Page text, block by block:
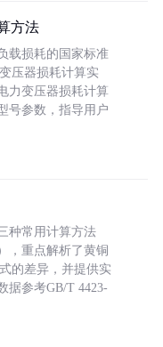
方法
载损耗的国家标准
压器损耗计算实
力变压器损耗计算
号参数，指导用户
种常用计算方法
，重点解析了黄铜
的差异，并提供实
据参考GB/T 4423-